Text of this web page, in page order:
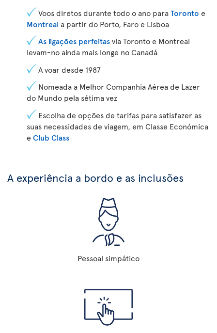
Voos diretos durante todo o ano paraToronto e
Montreal a partir do Porto, Faro e Lisboa
As ligações perfeitasvia Toronto e Montreal
levam-no ainda mais longe no Canadá
A voar desde 1987
Nomeada a Melhor Companhia Aérea de Lazer
do Mundo pela sétima vez
Escolha de opções de tarifas para satisfazer as
suas necessidades de viagem, em Classe Económica
eClub Class
A experiência a bordo e as inclusões
Pessoal simpático